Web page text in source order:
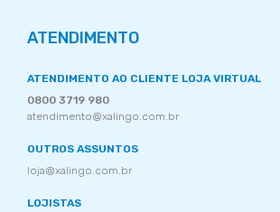
ATENDIMENTO
ATENDIMENTO AO CLIENTE LOJA VIRTUAL
0800 3719 980
atendimento@xalingo.com.br
OUTROS ASSUNTOS
loja@xalingo.com.br
LOJISTAS